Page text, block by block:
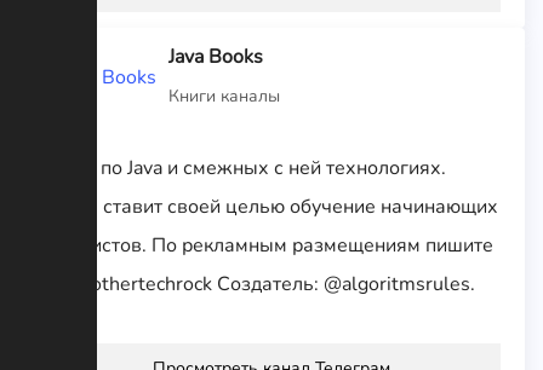
Java Books
Книги каналы
Книги по Java и смежных с ней технологиях.
Канал ставит своей целью обучение начинающих
джавистов. По рекламным размещениям пишите
: @anothertechrock Создатель: @algoritmsrules.